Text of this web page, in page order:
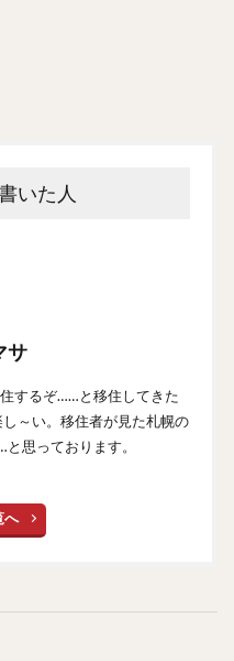
いた人
サ
するぞ……と移住してきた
～い。移住者が見た札幌の
思っております。
へ